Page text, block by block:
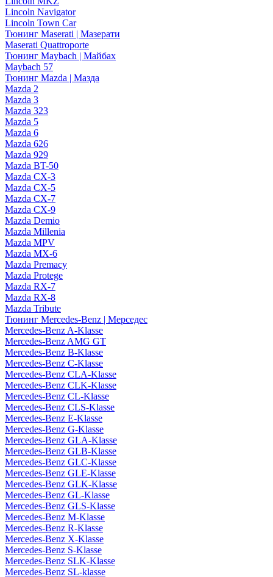
Lincoln Navigator
Lincoln Town Car
Тюнинг Maserati | Мазерати
Maserati Quattroporte
Тюнинг Maybach | Майбах
Maybach 57
Тюнинг Mazda | Мазда
Mazda 2
Mazda 3
Mazda 323
Mazda 5
Mazda 6
Mazda 626
Mazda 929
Mazda BT-50
Mazda CX-3
Mazda CX-5
Mazda CX-7
Mazda CX-9
Mazda Demio
Mazda Millenia
Mazda MPV
Mazda MX-6
Mazda Premacy
Mazda Protege
Mazda RX-7
Mazda RX-8
Mazda Tribute
Тюнинг Mercedes-Benz | Мерседес
Mercedes-Benz A-Klasse
Mercedes-Benz AMG GT
Mercedes-Benz B-Klasse
Mercedes-Benz C-Klasse
Mercedes-Benz CLA-Klasse
Mercedes-Benz CLK-Klasse
Mercedes-Benz CL-Klasse
Mercedes-Benz CLS-Klasse
Mercedes-Benz E-Klasse
Mercedes-Benz G-Klasse
Mercedes-Benz GLA-Klasse
Mercedes-Benz GLB-Klasse
Mercedes-Benz GLC-Klasse
Mercedes-Benz GLE-Klasse
Mercedes-Benz GLK-Klasse
Mercedes-Benz GL-Klasse
Mercedes-Benz GLS-Klasse
Mercedes-Benz M-Klasse
Mercedes-Benz R-Klasse
Mercedes-Benz X-Klasse
Mercedes-Benz S-Klasse
Mercedes-Benz SLK-Klasse
Mercedes-Benz SL-klasse